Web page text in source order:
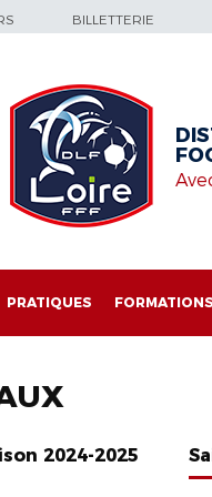
BILLETTERIE
PRATIQUES FORMATIONS
2024-2025